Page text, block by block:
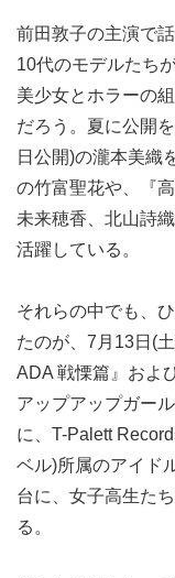
前田敦子の主演で
10代のモデルたち
美少女とホラーの
だろう。夏に公開
日公開)の瀧本美織
の竹富聖花や、『
未来穂香、北山詩
活躍している。
それらの中でも、
たのが、7月13日(
ADA 戦慄篇』およ
アップアップガー
に、T-Palett
ベル)所属のアイド
台に、女子高生た
る。